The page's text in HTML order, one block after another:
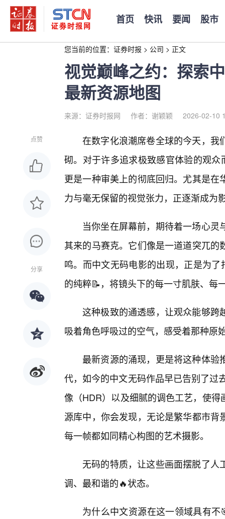
首页 快讯 要闻 股市
您当前的位置： 证券时报 > 公司 > 正文
视觉巅峰之约：探索
最新资源地图
来源：证券时报网 作者：谢颖颖 2026-02-10
点赞
分享
在数字化浪潮席卷全球的今天，我
砌。对于许多追求极致感官体验的观
更是一种审美上的彻底回归。尤其是
力与毫无保留的视觉张力，正逐渐成为
当你坐在屏幕前，期待着一场心
其来的马赛克。它们像是一道道突兀
鸣。而中文无码电影的出现，正是为
的纯粹📝，将镜头下的每一寸肌肤、每
这种极致的通透感，让观众能够跨
吸着角色呼吸过的空气，感受着那种原
最新资源的涌现，更是将这种体验
代，如今的中文无码作品早已告别了过
像（HDR）以及细腻的调色工艺，使
源库中，你会发现，无论是繁华都市
每一帧都如同精心构图的艺术摄影。
无码的特质，让这些画面摆脱了
调、最和谐的🔥状态。
为什么中文资源在这一领域具有不